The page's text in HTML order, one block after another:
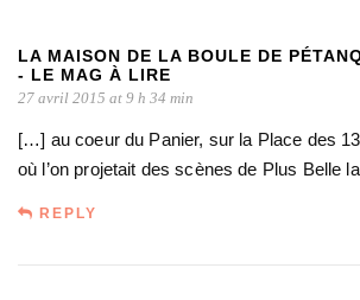
LA MAISON DE LA BOULE DE
- LE MAG À LIRE
27 avril 2015 at 9 h 34 min
[…] au coeur du Panier, sur la Place des
où l’on projetait des scènes de Plus Belle
REPLY